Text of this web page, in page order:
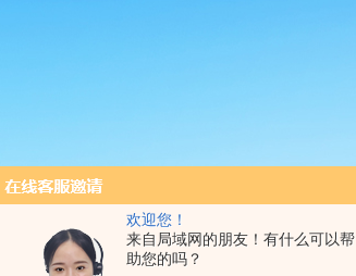
欢迎您！
来自局域网的朋友！有什么可以帮
助您的吗？